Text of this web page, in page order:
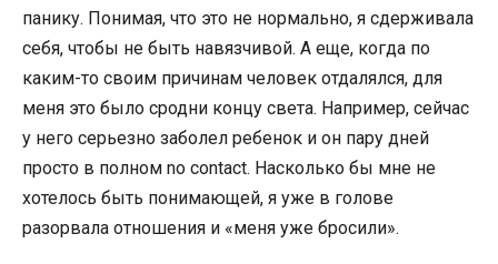
панику. Понимая, что это не нормально, я сдерживала
себя, чтобы не быть навязчивой. А еще, когда по
каким-то своим причинам человек отдалялся, для
меня это было сродни концу света. Например, сейчас
у него серьезно заболел ребенок и он пару дней
просто в полном no contact. Насколько бы мне не
хотелось быть понимающей, я уже в голове
разорвала отношения и «меня уже бросили».